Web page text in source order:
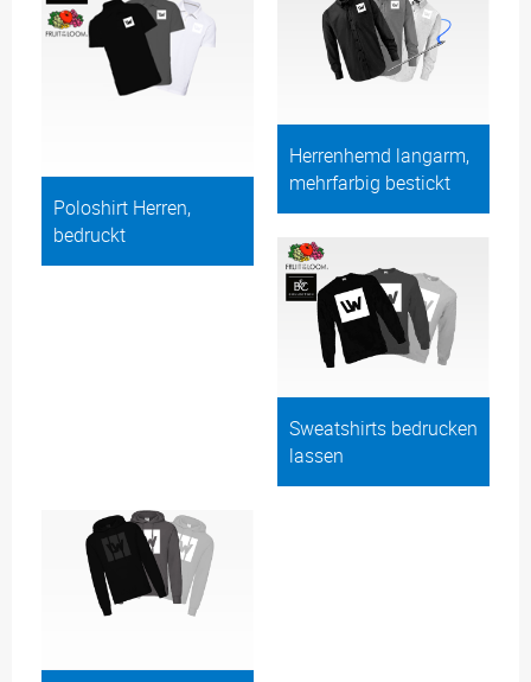
Poloshirt Herren,
bedruckt
Herrenhemd langarm,
mehrfarbig bestickt
Sweatshirts bedrucken
lassen